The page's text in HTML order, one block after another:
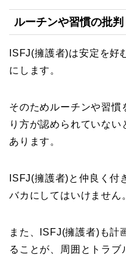
ルーチンや習慣の批判
ISFJ(擁護者)は安定を好
にします。
そのためルーチンや習慣
り方が認められていな
あります。
ISFJ(擁護者)と仲良く付
バカにしてはいけません
また、ISFJ(擁護者)も計
ることが、周囲とトラブ